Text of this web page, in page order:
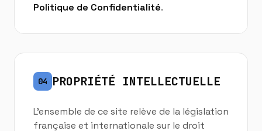
Politique de Confidentialité.
04 PROPRIÉTÉ INTELLECTUELLE
L'ensemble de ce site relève de la législation
française et internationale sur le droit